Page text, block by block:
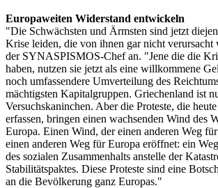
Europaweiten Widerstand entwickeln
"Die Schwächsten und Ärmsten sind jetzt
Krise leiden, die von ihnen gar nicht
der SYNASPISMOS-Chef an. "Jene die die
haben, nutzen sie jetzt als eine willkommene
noch umfassendere Umverteilung des
mächtigsten Kapitalgruppen. Griechenland ist
Versuchskaninchen. Aber die Proteste, die
erfassen, bringen einen wachsenden Wind des
Europa. Einen Wind, der einen anderen Weg
einen anderen Weg für Europa eröffnet: ein
des sozialen Zusammenhalts anstelle der
Stabilitätspaktes. Diese Proteste sind eine
an die Bevölkerung ganz Europas."